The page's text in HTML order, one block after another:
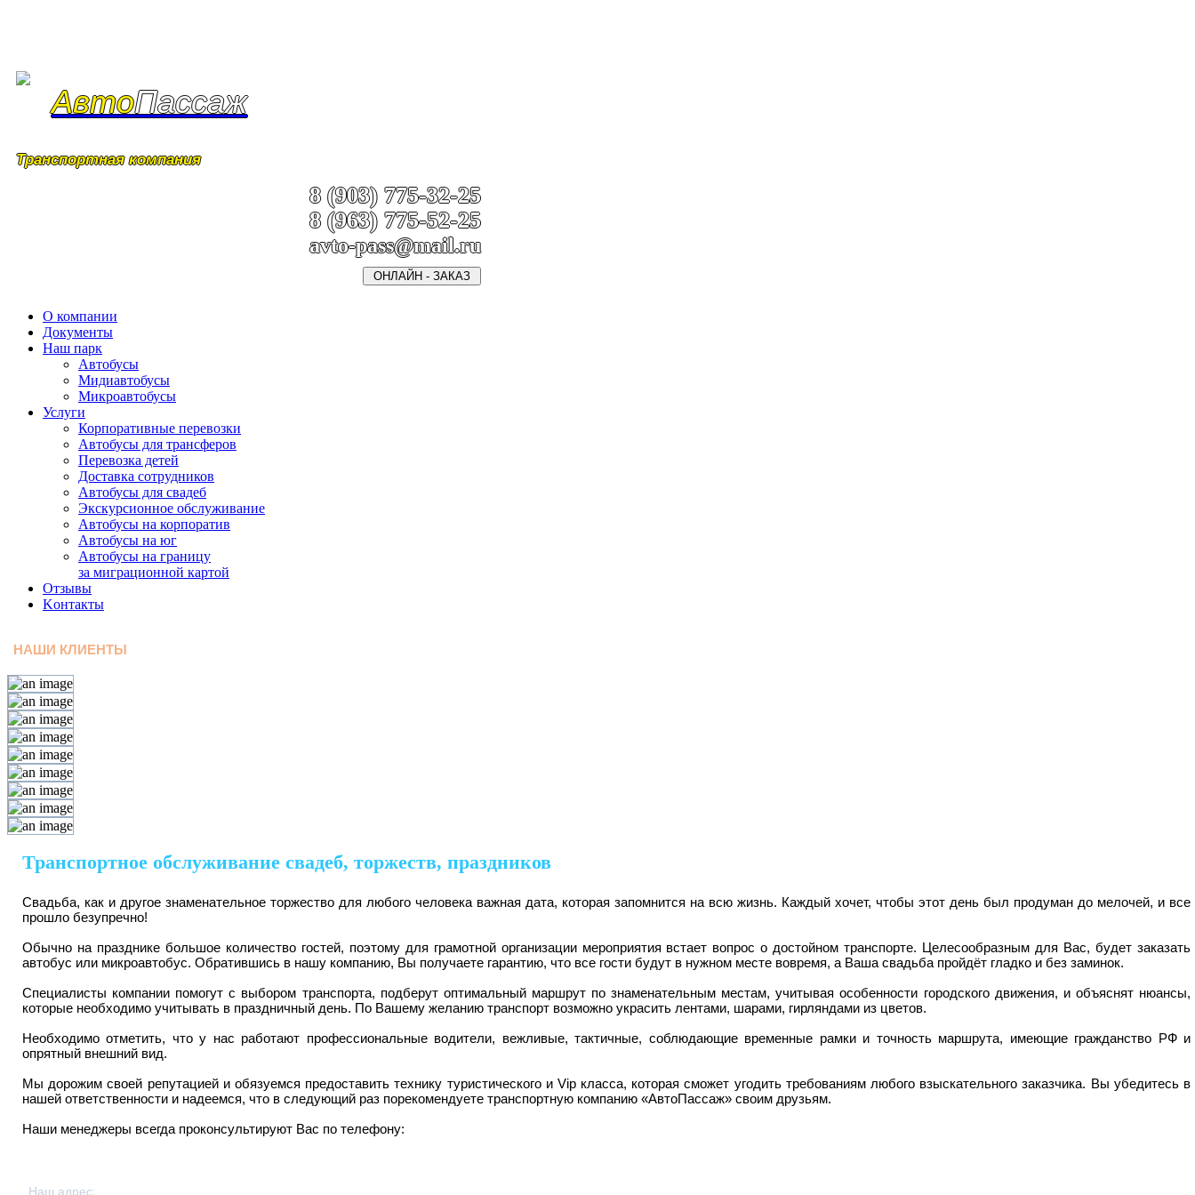
АвтоПассаж
Транспортная компания
8 (903) 775-32-25
8 (963) 775-52-25
avto-pass@mail.ru
ОНЛАЙН - ЗАКАЗ
О компании
Документы
Наш парк
Автобусы
Мидиавтобусы
Микроавтобусы
Услуги
Корпоративные перевозки
Автобусы для трансферов
Перевозка детей
Доставка сотрудников
Автобусы для свадеб
Экскурсионное обслуживание
Автобусы на корпоратив
Автобусы на юг
Автобусы на границу
за миграционной картой
Отзывы
Kонтакты
НАШИ КЛИЕНТЫ
Транспортное обслуживание свадеб, торжеств, праздников
Свадьба, как и другое знаменательное торжество для любого человека важная дата, которая запомнится на всю жизнь. Каждый хочет, чтобы этот день был продуман до мелочей, и все
прошло безупречно!
Обычно на празднике большое количество гостей, поэтому для грамотной организации мероприятия встает вопрос о достойном транспорте. Целесообразным для Вас, будет заказать
автобус или микроавтобус. Обратившись в нашу компанию, Вы получаете гарантию, что все гости будут в нужном месте вовремя, а Ваша свадьба пройдёт гладко и без заминок.
Специалисты компании помогут с выбором транспорта, подберут оптимальный маршрут по знаменательным местам, учитывая особенности городского движения, и объяснят нюансы,
которые необходимо учитывать в праздничный день. По Вашему желанию транспорт возможно украсить лентами, шарами, гирляндами из цветов.
Необходимо отметить, что у нас работают профессиональные водители, вежливые, тактичные, соблюдающие временные рамки и точность маршрута, имеющие гражданство РФ и
опрятный внешний вид.
Мы дорожим своей репутацией и обязуемся предоставить технику туристического и Vip класса, которая сможет угодить требованиям любого взыскательного заказчика. Вы убедитесь в
нашей ответственности и надеемся, что в следующий раз порекомендуете транспортную компанию «АвтоПассаж» своим друзьям.
Наши менеджеры всегда проконсультируют Вас по телефону:
Наш адрес: